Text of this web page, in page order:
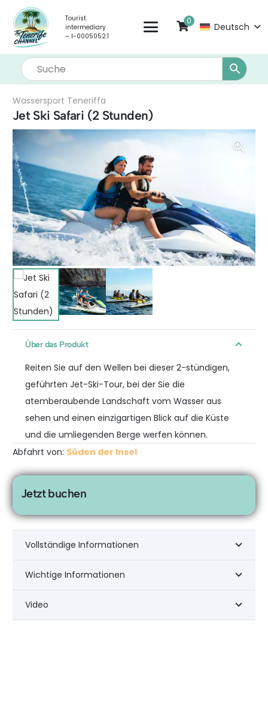
Tourist
intermediary
– I-0005052.1
0
Deutsch
Wassersport Teneriffa
Jet Ski Safari (2 Stunden)
Über das Produkt
Reiten Sie auf den Wellen bei dieser 2-stündigen,
geführten Jet-Ski-Tour, bei der Sie die
atemberaubende Landschaft vom Wasser aus
sehen und einen einzigartigen Blick auf die Küste
und die umliegenden Berge werfen können.
Abfahrt von: Süden der Insel
Jetzt buchen
Vollständige Informationen
Wichtige Informationen
Video